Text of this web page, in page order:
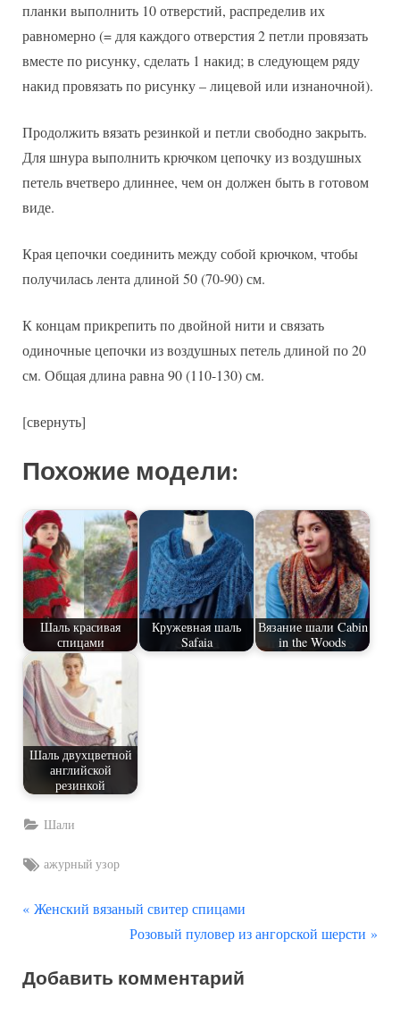
планки выполнить 10 отверстий, распределив их
равномерно (= для каждого отверстия 2 петли провязать
вместе по рисунку, сделать 1 накид; в следующем ряду
накид провязать по рисунку – лицевой или изнаночной).
Продолжить вязать резинкой и петли свободно закрыть.
Для шнура выполнить крючком цепочку из воздушных
петель вчетверо длиннее, чем он должен быть в готовом
виде.
Края цепочки соединить между собой крючком, чтобы
получилась лента длиной 50 (70-90) см.
К концам прикрепить по двойной нити и связать
одиночные цепочки из воздушных петель длиной по 20
см. Общая длина равна 90 (110-130) см.
[свернуть]
Похожие модели:
Шаль красивая
спицами
Кружевная шаль
Safaia
Вязание шали Cabin
in the Woods
Шаль двухцветной
английской
резинкой
Шали
Tags:
ажурный узор
Навигация
записям
П
д
Женский вязаный свитер спицами
С
е
Розовый пуловер из ангорской шерсти
Добавить комментарий